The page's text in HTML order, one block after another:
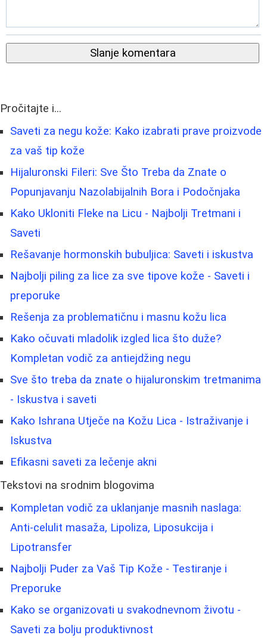
Slanje komentara
Pročitajte i...
Saveti za negu kože: Kako izabrati prave proizvode
za vaš tip kože
Hijaluronski Fileri: Sve Što Treba da Znate o
Popunjavanju Nazolabijalnih Bora i Podočnjaka
Kako Ukloniti Fleke na Licu - Najbolji Tretmani i
Saveti
Rešavanje hormonskih bubuljica: Saveti i iskustva
Najbolji piling za lice za sve tipove kože - Saveti i
preporuke
Rešenja za problematičnu i masnu kožu lica
Kako očuvati mladolik izgled lica što duže?
Kompletan vodič za antiejdžing negu
Sve što treba da znate o hijaluronskim tretmanima
- Iskustva i saveti
Kako Ishrana Utječe na Kožu Lica - Istraživanje i
Iskustva
Efikasni saveti za lečenje akni
Tekstovi na srodnim blogovima
Kompletan vodič za uklanjanje masnih naslaga:
Anti-celulit masaža, Lipoliza, Liposukcija i
Lipotransfer
Najbolji Puder za Vaš Tip Kože - Testiranje i
Preporuke
Kako se organizovati u svakodnevnom životu -
Saveti za bolju produktivnost